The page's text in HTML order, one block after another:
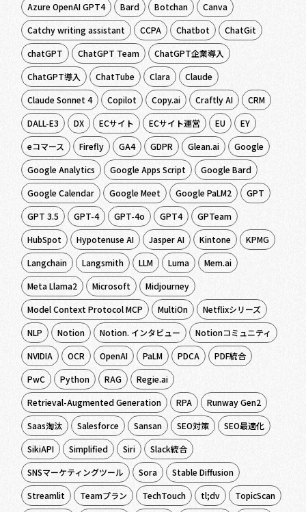
Azure OpenAI GPT4
Bard Botchan
Canva
Catchy writing assistant
CCPA Chatbot
ChatGit
chatGPT
ChatGPT Team
ChatGPT企業導入
ChatGPT導入
ChatTube Clara
Claude
Claude Sonnet 4
Copilot Copy.ai Craftly AI
CRM
DALL-E3
DX ECサイト ECサイト運営 EU
EY
eコマース
Firefly GA4 GDPR Glean.ai
Google
Google Analytics
Google Apps Script
Google Bard
Google Calendar
Google Meet Google PaLM2
GPT
GPT 3.5
GPT-4 GPT-4o GPT4
GPTeam
HubSpot
Hypotenuse AI Jasper AI Kintone
KPMG
Langchain
Langsmith LLM Luma
Mem.ai
Meta Llama2
Microsoft
Midjourney
Model Context Protocol MCP
MultiOn
Netflixシリーズ
NLP
Notion Notion. インタビュー
Notionコミュニティ
NVIDIA
OCR OpenAI PaLM PDCA
PDF統合
PwC
Python RAG
Regie.ai
Retrieval-Augmented Generation
RPA
Runway Gen2
Saas淘汰
Salesforce Sansan SEO対策
SEO最適化
SikiAPI
Simplified Siri
Slack統合
SNSマーケティングツール
Sora
Stable Diffusion
Streamlit
Teamプラン TechTouch tl;dv
TopicScan